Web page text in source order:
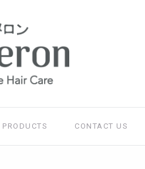
PRODUCTS CONTACT US